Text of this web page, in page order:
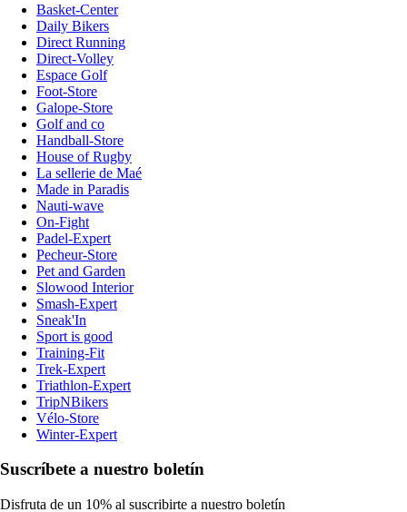
Basket-Center
Daily Bikers
Direct Running
Direct-Volley
Espace Golf
Foot-Store
Galope-Store
Golf and co
Handball-Store
House of Rugby
La sellerie de Maé
Made in Paradis
Nauti-wave
On-Fight
Padel-Expert
Pecheur-Store
Pet and Garden
Slowood Interior
Smash-Expert
Sneak'In
Sport is good
Training-Fit
Trek-Expert
Triathlon-Expert
TripNBikers
Vélo-Store
Winter-Expert
Suscríbete a nuestro boletín
Disfruta de un 10% al suscribirte a nuestro boletín